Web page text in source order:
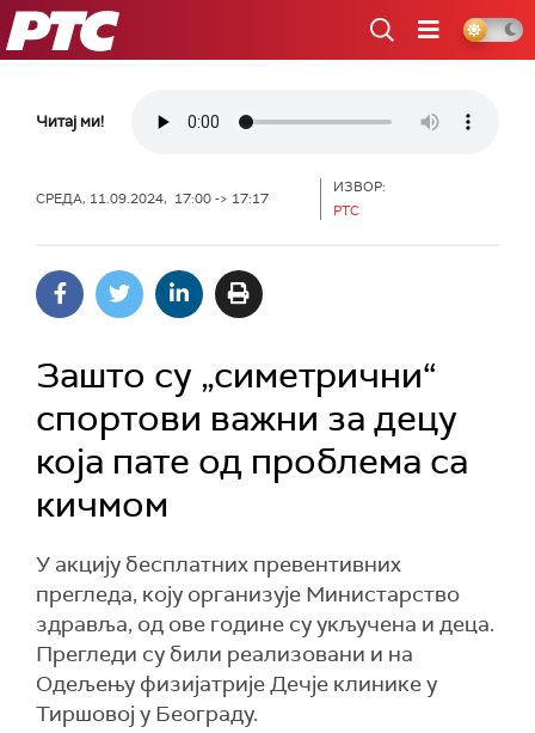
РТС
Читај ми!
СРЕДА, 11.09.2024, 17:00 -> 17:17
ИЗВОР:
РТС
Зашто су „симетрични“
спортови важни за децу
која пате од проблема са
кичмом
У акцију бесплатних превентивних
прегледа, коју организује Министарство
здравља, од ове године су укључена и деца.
Прегледи су били реализовани и на
Одељењу физијатрије Дечје клинике у
Тиршовој у Београду.